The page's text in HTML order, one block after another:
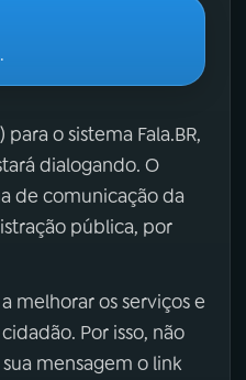
o sistema Fala.BR,
dialogando. O
de comunicação da
pública, por
melhorar os serviços e
Por isso, não
mensagem o link